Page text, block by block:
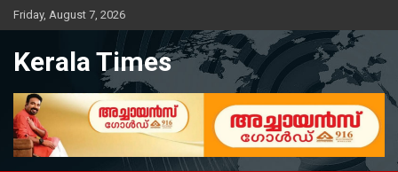
Skip
to
Friday, August 7, 2026
Kerala Times